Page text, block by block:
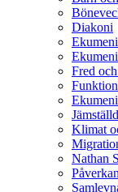
Diakoni
Fred
Klimat
Nathan